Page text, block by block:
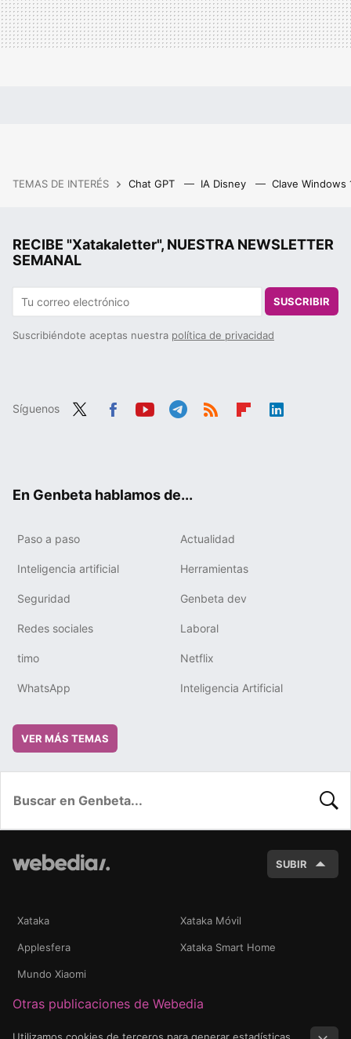
TEMAS DE INTERÉS Chat GPT IA Disney Clave Windows
RECIBE "Xatakaletter", NUESTRA NEWSLETTER
SEMANAL
SUSCRIBIR
Suscribiéndote aceptas nuestra política de privacidad
Síguenos
En Genbeta hablamos de...
Paso a paso Actualidad
Inteligencia artificial Herramientas
Seguridad Genbeta dev
Redes sociales Laboral
timo Netflix
WhatsApp Inteligencia Artificial
VER MÁS TEMAS
SUBIR
Xataka Xataka Móvil
Applesfera Xataka Smart Home
Mundo Xiaomi
Otras publicaciones de Webedia